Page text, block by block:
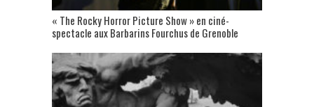
« The Rocky Horror Picture Show » en ciné-
spectacle aux Barbarins Fourchus de Grenoble